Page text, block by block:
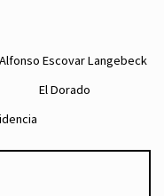
Escovar Langebeck
El Dorado